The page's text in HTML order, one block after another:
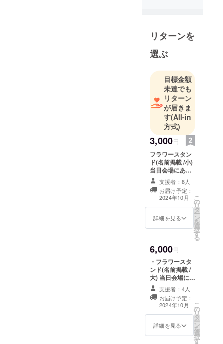
リターンを
選ぶ
目標金額
未達でも
リターン
が届きま
す(All-in
方式)
3,000円
フラワースタン
ド(名前掲載 /小)
当日会場にある
フラワースタン
ドに生誕祭支援
者としてお名前
を掲載させてい
ただきます。 備
考欄に記載希望
※ネームプレート
のお持ち帰り不
可 ※お名前
（ニックネーム
可）は、6文字ま
でお願いいたし
ます。 ※特殊文
字・記号は使用
できません
支援者：8人
お届け予定：
2024年10月
詳細を見る
こ
の
リ
タ
ー
ン
を
選
択
す
る
6,000円
・フラワースタ
ンド(名前掲載 /
大) 当日会場にあ
るフラワースタ
ンドに生誕祭支
援者としてお名
前を掲載させて
いただきます。
備考欄に記載希
支援者：4人
お届け予定：
2024年10月
詳細を見る
こ
の
リ
タ
ー
ン
を
選
択
す